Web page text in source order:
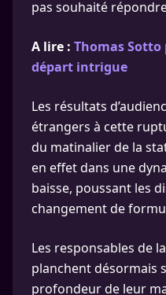
pas souhaité
A lire : Thomas Sotto
départ intrigue
Les résultats
étrangers à cette
du matinalier de la
en effet dans une
baisse, poussant les
changement de
Les responsables de
planchent désormais
profondeur de leur